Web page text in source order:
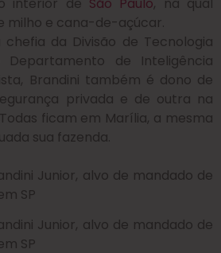
milho e cana-de-açúcar.
da Divisão de Tecnologia
de Inteligência
Brandini também é dono de
privada e de outra na
ficam em Marília, a mesma
sua fazenda.